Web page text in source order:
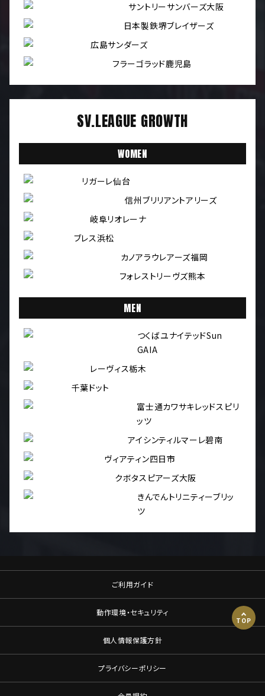
サントリーサンバーズ大阪
日本製鉄堺ブレイザーズ
広島サンダーズ
フラーゴラッド鹿児島
SV.LEAGUE GROWTH
WOMEN
リガーレ仙台
信州ブリリアントアリーズ
岐阜リオレーナ
ブレス浜松
カノアラウレアーズ福岡
フォレストリーヴズ熊本
MEN
つくばユナイテッドSun
GAIA
レーヴィス栃木
千葉ドット
富士通カワサキレッドスピリ
ッツ
アイシンティルマーレ碧南
ヴィアティン四日市
クボタスピアーズ大阪
きんでんトリニティーブリッ
ツ
ご利用ガイド
動作環境・セキュリティ
個人情報保護方針
プライバシーポリシー
TOP